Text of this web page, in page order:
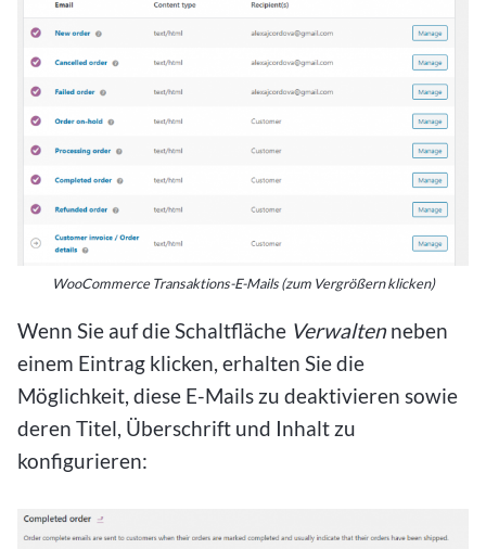
WooCommerce Transaktions-E-Mails (zum Vergrößern klicken)
Wenn Sie auf die Schaltfläche Verwaltenneben
einem Eintrag klicken, erhalten Sie die
Möglichkeit, diese E-Mails zu deaktivieren sowie
deren Titel, Überschrift und Inhalt zu
konfigurieren: